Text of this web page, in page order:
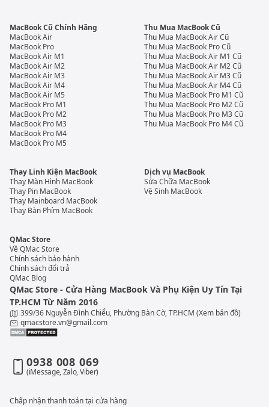
MacBook Cũ Chính Hãng
MacBook Air
MacBook Pro
MacBook Air M1
MacBook Air M2
MacBook Air M3
MacBook Air M4
MacBook Air M5
MacBook Pro M1
MacBook Pro M2
MacBook Pro M3
MacBook Pro M4
MacBook Pro M5
Thu Mua MacBook Cũ
Thu Mua MacBook Air Cũ
Thu Mua MacBook Pro Cũ
Thu Mua MacBook Air M1 Cũ
Thu Mua MacBook Air M2 Cũ
Thu Mua MacBook Air M3 Cũ
Thu Mua MacBook Air M4 Cũ
Thu Mua MacBook Pro M1 Cũ
Thu Mua MacBook Pro M2 Cũ
Thu Mua MacBook Pro M3 Cũ
Thu Mua MacBook Pro M4 Cũ
Thay Linh Kiện MacBook
Thay Màn Hình MacBook
Thay Pin MacBook
Thay Mainboard MacBook
Thay Bàn Phím MacBook
Dịch vụ MacBook
Sửa Chữa MacBook
Vệ Sinh MacBook
QMac Store
Về QMac Store
Chính sách bảo hành
Chính sách đổi trả
QMac Blog
QMac Store - Cửa Hàng MacBook Và Phụ Kiện Uy Tín Tại
TP.HCM Từ Năm 2016
399/36 Nguyễn Đình Chiểu, Phường Bàn Cờ, TP.HCM (Xem bản đồ)
qmacstore.vn@gmail.com
0938 008 069
(iMessage, Zalo, Viber)
Chấp nhận thanh toán tại cửa hàng